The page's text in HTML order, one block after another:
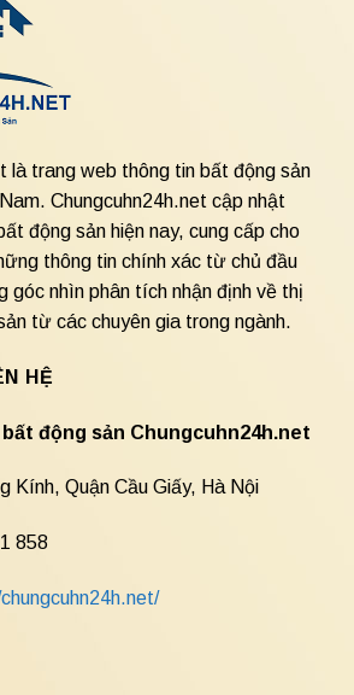
là trang web thông tin bất động sản
Chungcuhn24h.net cập nhật
động sản hiện nay, cung cấp cho
thông tin chính xác từ chủ đầu
góc nhìn phân tích nhận định về thị
từ các chuyên gia trong ngành.
HỆ
động sản Chungcuhn24h.net
Kính, Quận Cầu Giấy, Hà Nội
858